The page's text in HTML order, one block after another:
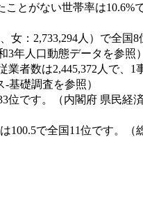
とがない世帯率は10.6%
女：2,733,294人）で全国
3年人口動態データを参照）
業者数は2,445,372人で、1
基礎調査を参照）
位です。（内閣府 県民経
100.5で全国11位です。（